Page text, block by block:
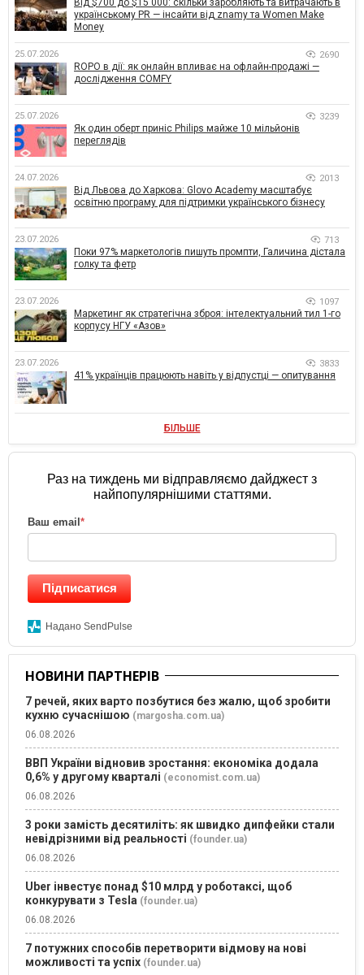
Від $700 до $15 000: скільки заробляють та витрачають в
українському PR — інсайти від znamy та Women Make
Money
25.07.2026 2690
ROPO в дії: як онлайн впливає на офлайн-продажі —
дослідження COMFY
25.07.2026 3239
Як один оберт приніс Philips майже 10 мільйонів
переглядів
24.07.2026 2013
Від Львова до Харкова: Glovo Academy масштабує
освітню програму для підтримки українського бізнесу
23.07.2026 713
Поки 97% маркетологів пишуть промпти, Галичина дістала
голку та фетр
23.07.2026 1097
Маркетинг як стратегічна зброя: інтелектуальний тил 1-го
корпусу НГУ «Азов»
23.07.2026 3833
41% українців працюють навіть у відпустці — опитування
БІЛЬШЕ
Раз на тиждень ми відправляємо дайджест з
найпопулярнішими статтями.
Ваш email *
Підписатися
Надано SendPulse
НОВИНИ ПАРТНЕРІВ
7 речей, яких варто позбутися без жалю, щоб зробити
кухню сучаснішою (margosha.com.ua)
06.08.2026
ВВП України відновив зростання: економіка додала
0,6% у другому кварталі (economist.com.ua)
06.08.2026
3 роки замість десятиліть: як швидко дипфейки стали
невідрізними від реальності (founder.ua)
06.08.2026
Uber інвестує понад $10 млрд у роботаксі, щоб
конкурувати з Tesla (founder.ua)
06.08.2026
7 потужних способів перетворити відмову на нові
можливості та успіх (founder.ua)